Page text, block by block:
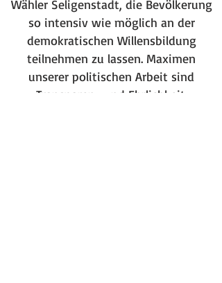
Wähler Seligenstadt, die Bevölkerung
so intensiv wie möglich an der
demokratischen Willensbildung
teilnehmen zu lassen. Maximen
unserer politischen Arbeit sind
Transparenz und Ehrlichkeit.